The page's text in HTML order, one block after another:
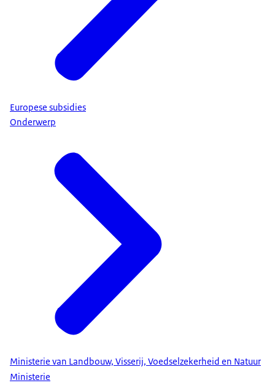
Europese subsidies
Onderwerp
Ministerie van Landbouw, Visserij, Voedselzekerheid en Natuur
Ministerie